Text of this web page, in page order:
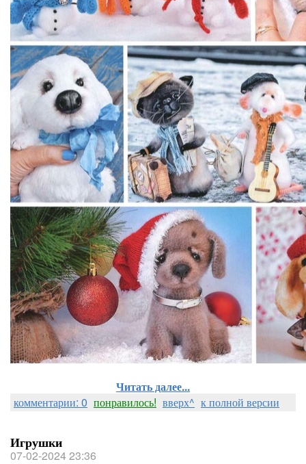
Читать далее...
комментарии: 0 понравилось! вверх^ к полной версии
Игрушки
07-02-2024 23:36